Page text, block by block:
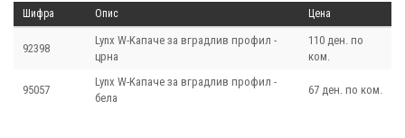
Шифра Опис Цена
92398
Lynx W-Kапаче за вградлив профил -
црна
110 ден. по
ком.
95057
Lynx W-Kапаче за вградлив профил -
бела
67 ден. по ком.